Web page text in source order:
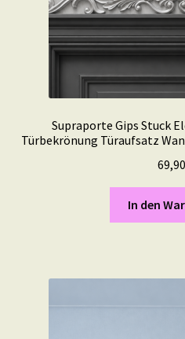
Supraporte Gips Stuck
Türbekrönung Türaufsatz
69,90
In den